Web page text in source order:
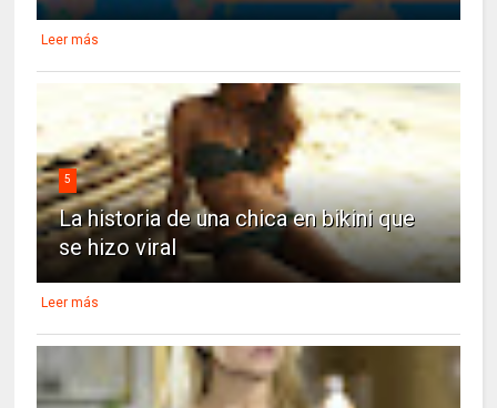
Leer más
5
La historia de una chica en bikini que
se hizo viral
Leer más